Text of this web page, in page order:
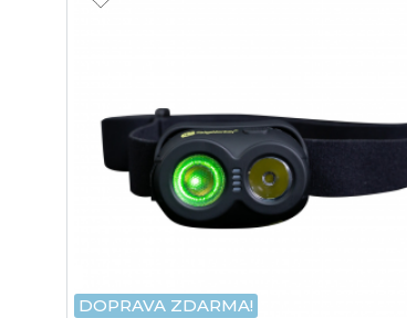
DOPRAVA ZDARMA!